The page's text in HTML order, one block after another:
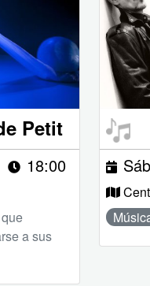
Petit
18:00
a sus